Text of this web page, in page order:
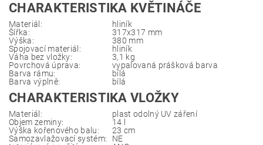
CHARAKTERISTIKA KVĚTINÁČE
Materiál:
hliník
Šířka:
317x317 mm
Výška:
380 mm
Spojovací materiál:
hliník
Váha bez vložky:
3,1 kg
Povrchová úprava:
vypalovaná prášková barva
Barva rámu:
bílá
Barva výplně:
bílá
CHARAKTERISTIKA VLOŽKY
Materiál:
plast odolný UV záření
Objem zeminy:
14 l
Výška kořenového balu:
23 cm
Samozavlažovací systém:
NE